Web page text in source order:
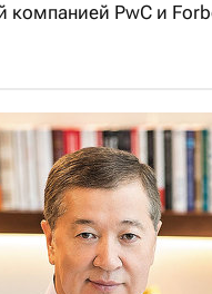
компанией PwC и